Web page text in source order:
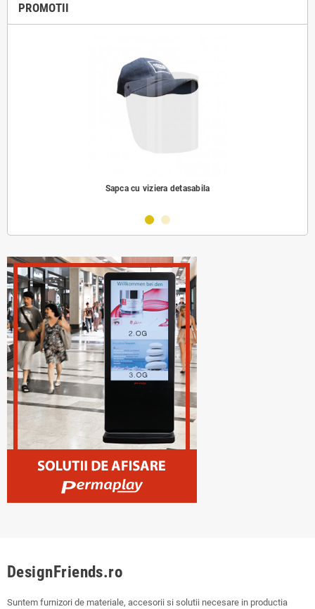
PROMOTII
Sapca cu viziera detasabila
DesignFriends.ro
Suntem furnizori de materiale, accesorii si solutii necesare in productia